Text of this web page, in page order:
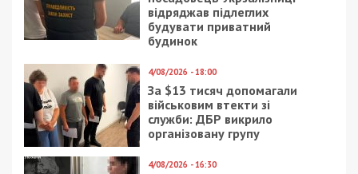
відряджав підлеглих
будувати приватний
будинок
4/08/2026 - 18:00
За $13 тисяч допомагали
військовим втекти зі
служби: ДБР викрило
організовану групу
4/08/2026 - 16:30